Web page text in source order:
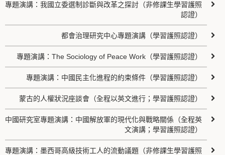
專題演講：我國立委選制診斷與改革之探討（非修課生學習護照
認證）
都會治理研究中心專題演講（學習護照認證）
專題演講：The Sociology of Peace Work（學習護照認證）
專題演講：中國民主化進程的約束條件（學習護照認證）
蒙古的人權狀況座談會（全程以英文進行；學習護照認證）
中國研究室專題演講：中國解放軍的現代化與戰略關係（全程英
文演講；學習護照認證）
專題演講：墨西哥高級技術工人的流動議題（非修課生學習護照